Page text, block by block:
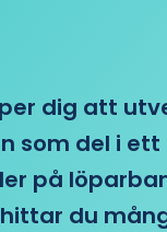
dig att
del i
på
du